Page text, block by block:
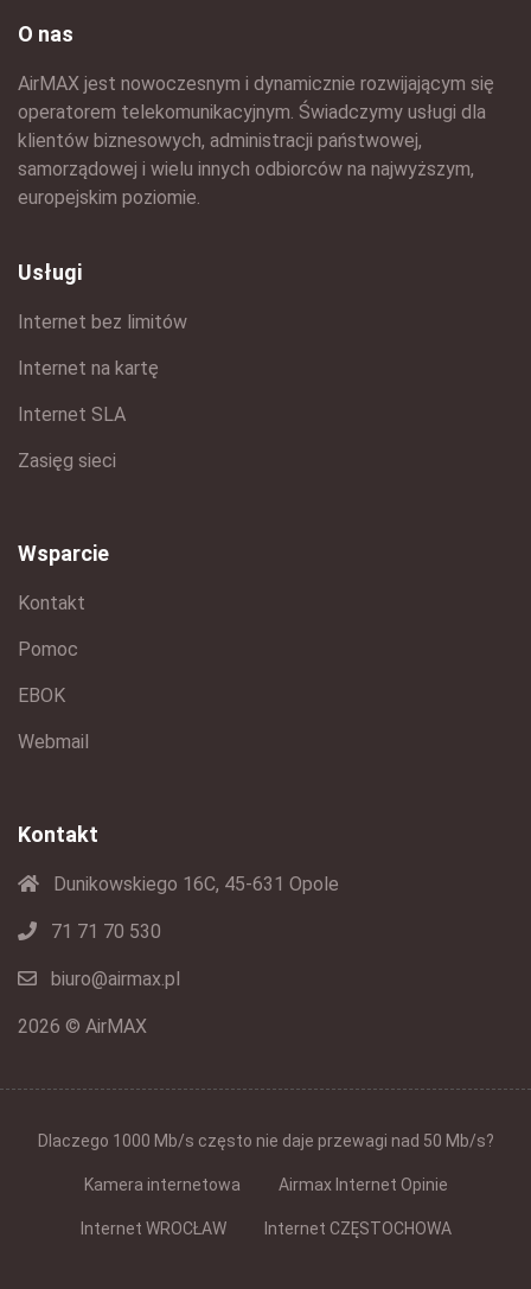
O nas
AirMAX jest nowoczesnym i dynamicznie rozwijającym się
operatorem telekomunikacyjnym. Świadczymy usługi dla
klientów biznesowych, administracji państwowej,
samorządowej i wielu innych odbiorców na najwyższym,
europejskim poziomie.
Usługi
Internet bez limitów
Internet na kartę
Internet SLA
Zasięg sieci
Wsparcie
Kontakt
Pomoc
EBOK
Webmail
Kontakt
Dunikowskiego 16C, 45-631 Opole
71 71 70 530
biuro@airmax.pl
2026 © AirMAX
Dlaczego 1000 Mb/s często nie daje przewagi nad 50 Mb/s?
Kamera internetowa Airmax Internet Opinie
Internet WROCŁAW Internet CZĘSTOCHOWA